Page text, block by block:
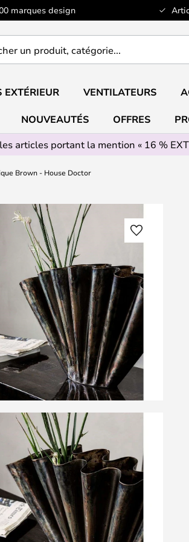
marques design
EXTÉRIEUR VENTILATEURS
NOUVEAUTÉS OFFRES
articles portant la mention « 16 %
Brown - House Doctor